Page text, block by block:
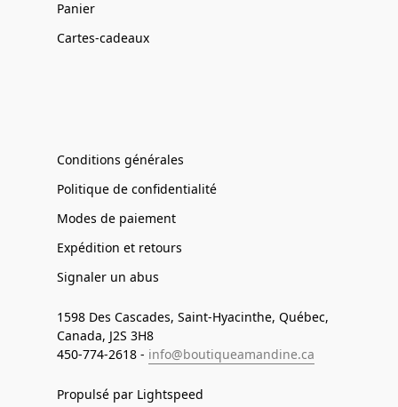
Panier
Cartes-cadeaux
Conditions générales
Politique de confidentialité
Modes de paiement
Expédition et retours
Signaler un abus
1598 Des Cascades, Saint-Hyacinthe, Québec,
Canada, J2S 3H8
450-774-2618 - info@boutiqueamandine.ca
Propulsé par Lightspeed